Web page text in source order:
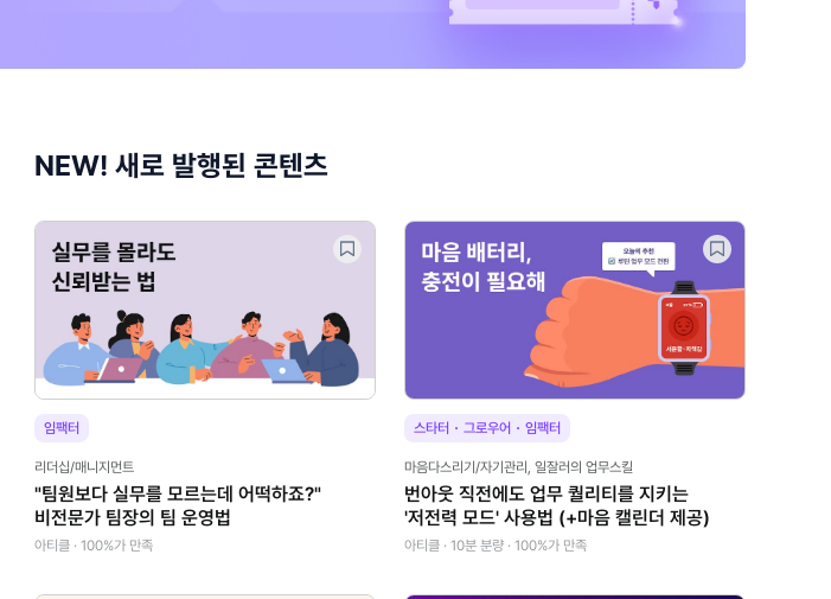
NEW! 새로 발행된 콘텐츠
임팩터
리더십/매니지먼트
"팀원보다 실무를 모르는데 어떡하죠?"
비전문가 팀장의 팀 운영법
아티클 · 100%가 만족
스타터 · 그로우어 · 임팩터
마음다스리기/자기관리, 일잘러의 업무스킬
번아웃 직전에도 업무 퀄리티를 지키는
'저전력 모드' 사용법 (+마음 캘린더 제공)
아티클 · 10분 분량 · 100%가 만족